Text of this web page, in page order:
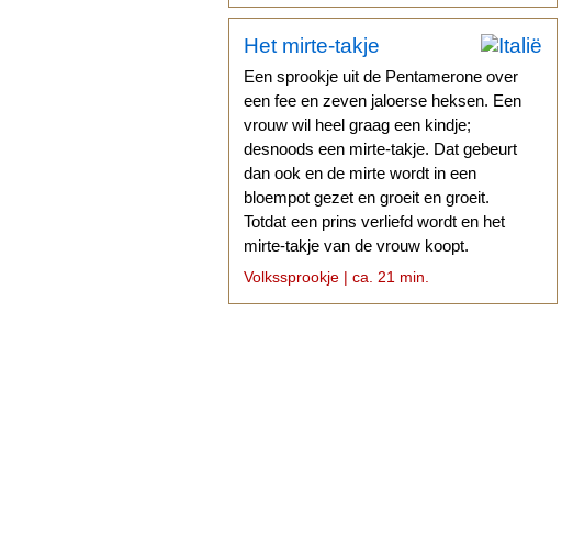
Het mirte-takje
Een sprookje uit de Pentamerone over
een fee en zeven jaloerse heksen. Een
vrouw wil heel graag een kindje;
desnoods een mirte-takje. Dat gebeurt
dan ook en de mirte wordt in een
bloempot gezet en groeit en groeit.
Totdat een prins verliefd wordt en het
mirte-takje van de vrouw koopt.
Volkssprookje | ca. 21 min.